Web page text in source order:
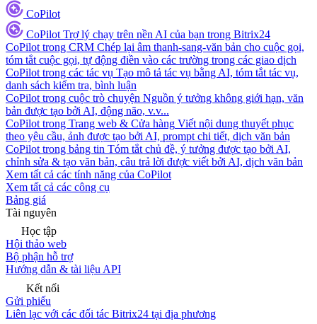
CoPilot
CoPilot Trợ lý chạy trên nền AI của bạn trong Bitrix24
CoPilot trong CRM Chép lại âm thanh-sang-văn bản cho cuộc gọi,
tóm tắt cuộc gọi, tự động điền vào các trường trong các giao dịch
CoPilot trong các tác vụ Tạo mô tả tác vụ bằng AI, tóm tắt tác vụ,
danh sách kiểm tra, bình luận
CoPilot trong cuộc trò chuyện Nguồn ý tưởng không giới hạn, văn
bản được tạo bởi AI, động não, v.v...
CoPilot trong Trang web & Cửa hàng Viết nội dung thuyết phục
theo yêu cầu, ảnh được tạo bởi AI, prompt chi tiết, dịch văn bản
CoPilot trong bảng tin Tóm tắt chủ đề, ý tưởng được tạo bởi AI,
chỉnh sửa & tạo văn bản, câu trả lời được viết bởi AI, dịch văn bản
Xem tất cả các tính năng của CoPilot
Xem tất cả các công cụ
Bảng giá
Tài nguyên
Học tập
Hội thảo web
Bộ phận hỗ trợ
Hướng dẫn & tài liệu API
Kết nối
Gửi phiếu
Liên lạc với các đối tác Bitrix24 tại địa phương